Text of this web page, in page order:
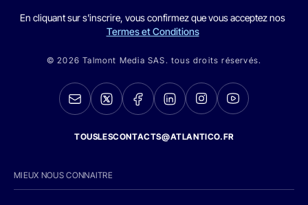
En cliquant sur s'inscrire, vous confirmez que vous acceptez nos
Termes et Conditions
© 2026 Talmont Media SAS. tous droits réservés.
TOUSLESCONTACTS@ATLANTICO.FR
MIEUX NOUS CONNAITRE